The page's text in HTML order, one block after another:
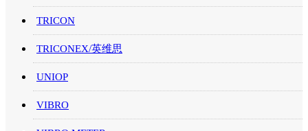
TRICON
TRICONEX/英维思
UNIOP
VIBRO